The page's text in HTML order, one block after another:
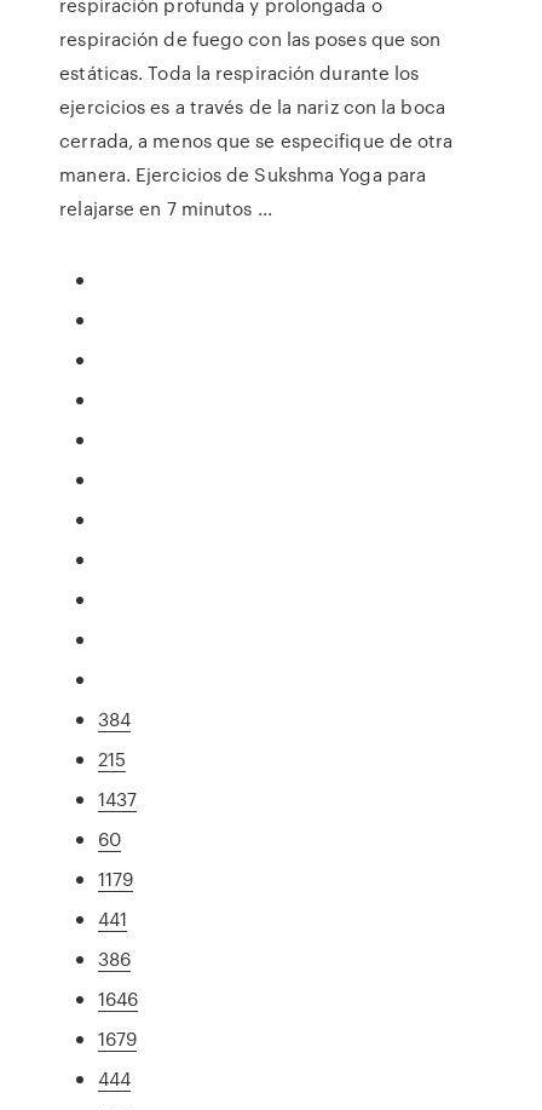
respiración de fuego con las poses que son
estáticas. Toda la respiración durante los
ejercicios es a través de la nariz con la boca
cerrada, a menos que se especifique de otra
manera. Ejercicios de Sukshma Yoga para
relajarse en 7 minutos ...
384
215
1437
60
1179
441
386
1646
1679
444